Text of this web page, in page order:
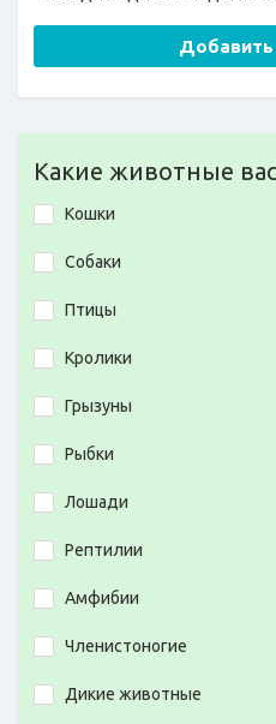
Какие животные
Кошки
Собаки
Птицы
Кролики
Грызуны
Рыбки
Лошади
Рептилии
Амфибии
Членистоногие
Дикие животные